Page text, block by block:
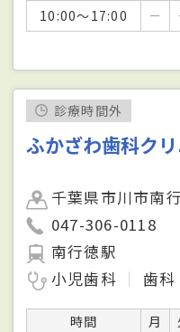
10:00～17:00
－
診療時間外
ふかざわ歯科ク
千葉県市川市南
047-306-0118
南行徳駅
小児歯科
歯科
時間 月